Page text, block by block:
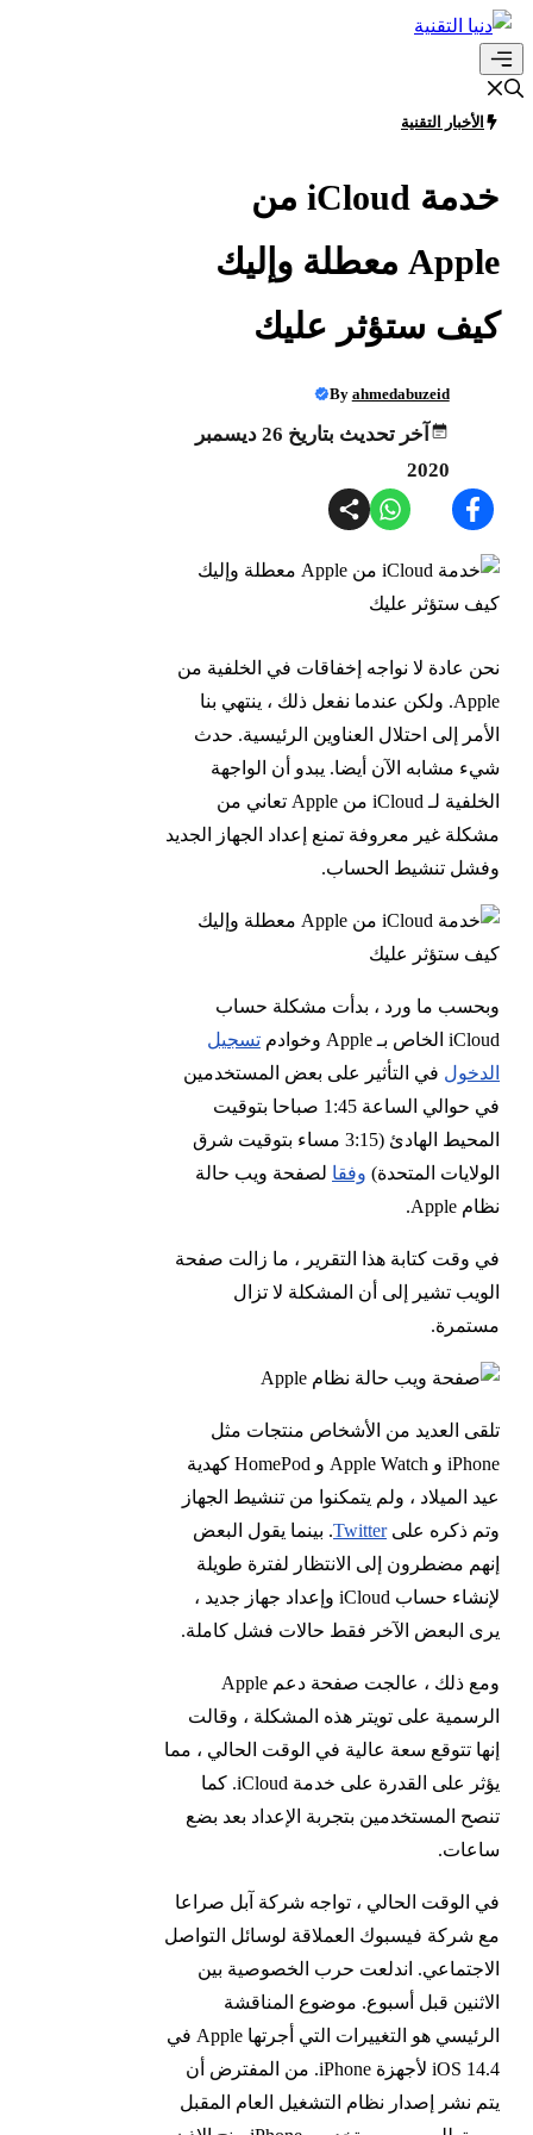
انتقل
إلى
المحتوى
القائمة
الأخبار التقنية
خدمة iCloud من
Apple معطلة وإليك
كيف ستؤثر عليك
By ahmedabuzeid
آخر تحديث بتاريخ 26 ديسمبر
2020
نحن عادة لا نواجه إخفاقات في الخلفية من
Apple. ولكن عندما نفعل ذلك ، ينتهي بنا
الأمر إلى احتلال العناوين الرئيسية. حدث
شيء مشابه الآن أيضا. يبدو أن الواجهة
الخلفية لـ iCloud من Apple تعاني من
مشكلة غير معروفة تمنع إعداد الجهاز الجديد
وفشل تنشيط الحساب.
وبحسب ما ورد ، بدأت مشكلة حساب
iCloud الخاص بـ Apple وخوادم
تسجيل
الدخول في التأثير على بعض المستخدمين
في حوالي الساعة 1:45 صباحا بتوقيت
المحيط الهادئ (3:15 مساء بتوقيت شرق
الولايات المتحدة) وفقا لصفحة ويب حالة
نظام Apple.
في وقت كتابة هذا التقرير ، ما زالت صفحة
الويب تشير إلى أن المشكلة لا تزال
مستمرة.
تلقى العديد من الأشخاص منتجات مثل
iPhone و Apple Watch و HomePod كهدية
عيد الميلاد ، ولم يتمكنوا من تنشيط الجهاز
وتم ذكره علىTwitter. بينما يقول البعض
إنهم مضطرون إلى الانتظار لفترة طويلة
لإنشاء حساب iCloud وإعداد جهاز جديد ،
يرى البعض الآخر فقط حالات فشل كاملة.
ومع ذلك ، عالجت صفحة دعم Apple
الرسمية على تويتر هذه المشكلة ، وقالت
إنها تتوقع سعة عالية في الوقت الحالي ، مما
يؤثر على القدرة على خدمة iCloud. كما
تنصح المستخدمين بتجربة الإعداد بعد بضع
ساعات.
في الوقت الحالي ، تواجه شركة آبل صراعا
مع شركة فيسبوك العملاقة لوسائل التواصل
الاجتماعي. اندلعت حرب الخصوصية بين
الاثنين قبل أسبوع. موضوع المناقشة
الرئيسي هو التغييرات التي أجرتها Apple في
iOS 14.4 لأجهزة iPhone. من المفترض أن
يتم نشر إصدار نظام التشغيل العام المقبل